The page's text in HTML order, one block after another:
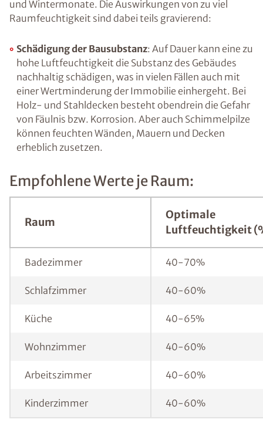
und Wintermonate. Die Auswirkungen von zu viel
Raumfeuchtigkeit sind dabei teils gravierend:
Schädigung der Bausubstanz: Auf Dauer kann eine zu
hohe Luftfeuchtigkeit die Substanz des Gebäudes
nachhaltig schädigen, was in vielen Fällen auch mit
einer Wertminderung der Immobilie einhergeht. Bei
Holz- und Stahldecken besteht obendrein die Gefahr
von Fäulnis bzw. Korrosion. Aber auch Schimmelpilze
können feuchten Wänden, Mauern und Decken
erheblich zusetzen.
Empfohlene Werte je Raum:
Raum
Optimale
Luftfeuchtigkeit
Badezimmer 40-70%
Schlafzimmer 40-60%
Küche 40-65%
Wohnzimmer 40-60%
Arbeitszimmer 40-60%
Kinderzimmer 40-60%